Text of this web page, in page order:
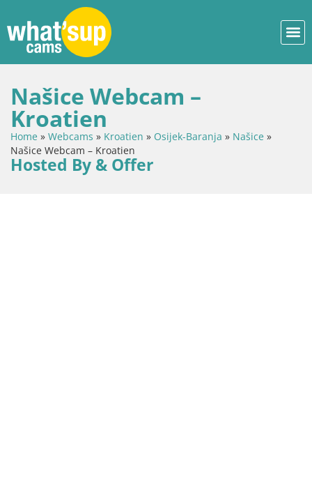
Našice Webcam –
Kroatien
Home » Webcams » Kroatien » Osijek-Baranja » Našice »
Našice Webcam – Kroatien
Hosted By & Offer